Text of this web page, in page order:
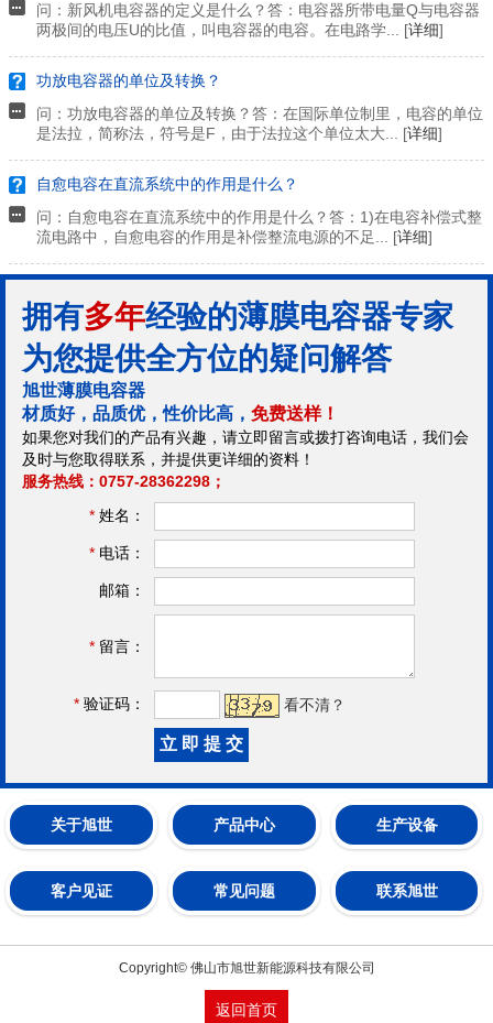
问：新风机电容器的定义是什么？答：电容器所带电量Q与电容器
两极间的电压U的比值，叫电容器的电容。在电路学... [详细]
功放电容器的单位及转换？
问：功放电容器的单位及转换？答：在国际单位制里，电容的单位
是法拉，简称法，符号是F，由于法拉这个单位太大... [详细]
自愈电容在直流系统中的作用是什么？
问：自愈电容在直流系统中的作用是什么？答：1)在电容补偿式整
流电路中，自愈电容的作用是补偿整流电源的不足... [详细]
拥有多年经验的薄膜电容器专家
为您提供全方位的疑问解答
旭世薄膜电容器
材质好，品质优，性价比高， 免费送样！
如果您对我们的产品有兴趣，请立即留言或拨打咨询电话，我们会
及时与您取得联系，并提供更详细的资料！
服务热线：0757-28362298；
* 姓名：
* 电话：
邮箱：
* 留言：
* 验证码： 看不清？
关于旭世 产品中心 生产设备
客户见证 常见问题 联系旭世
Copyright© 佛山市旭世新能源科技有限公司
返回首页